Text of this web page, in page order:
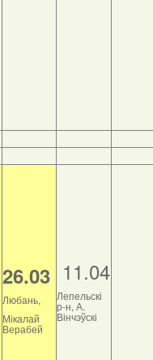
26.03
Любань,
Мікалай
Верабей
11.04
Лепельскі
р-н, А.
Вінчэўскі